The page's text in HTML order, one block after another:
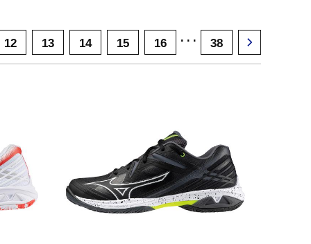
12 13 14 15 16 ･･･ 38